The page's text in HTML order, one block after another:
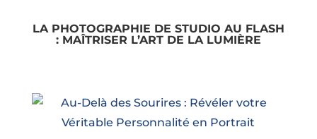
LA PHOTOGRAPHIE DE STUDIO AU FLASH
: MAÎTRISER L’ART DE LA LUMIÈRE